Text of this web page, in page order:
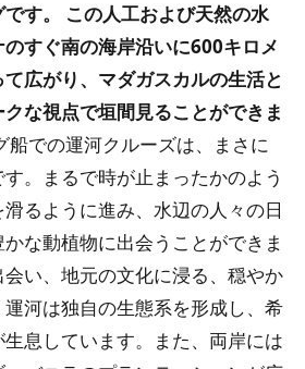
す。
この人工および天然の水
すぐ南の海岸沿いに600キロメ
広がり、マダガスカルの生活と
な視点で垣間見ることができま
船での運河クルーズは、まさに
。まるで時が止まったかのよう
るように進み、水辺の人々の日
な動植物に出会うことができま
い、地元の文化に浸る、穏やか
河は独自の生態系を形成し、希
息しています。また、両岸には